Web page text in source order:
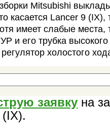
Mitsubishi
касается Lancer 9 (IX),
имеет слабые места,
и его трубка
холостого
заявку на